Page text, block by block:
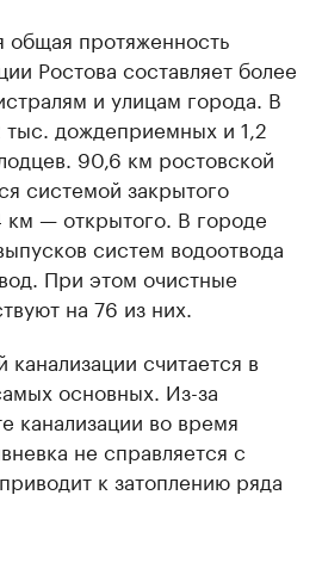
протяженность
Ростова составляет более
и улицам города. В
тыс. дождеприемных и 1,2
90,6 км ростовской
системой закрытого
км — открытого. В городе
систем водоотвода
При этом очистные
на 76 из них.
считается в
основных. Из-за
канализации во время
не справляется с
к затоплению ряда